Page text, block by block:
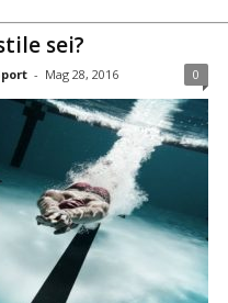
sei?
- Mag 28, 2016 0